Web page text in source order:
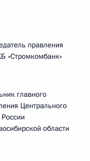
правления
«Стромкомбанк»
главного
Центрального
области